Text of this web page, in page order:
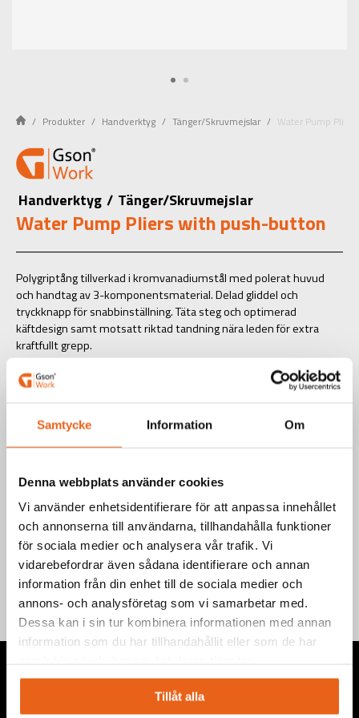
Samtycke Information Om
Denna webbplats använder cookies
Vi använder enhetsidentifierare för att anpassa innehållet
och annonserna till användarna, tillhandahålla funktioner
för sociala medier och analysera vår trafik. Vi
vidarebefordrar även sådana identifierare och annan
information från din enhet till de sociala medier och
annons- och analysföretag som vi samarbetar med.
Dessa kan i sin tur kombinera informationen med annan
information som du har tillhandahållit eller som de har
Tillåt alla
Produkter Handverktyg Tänger/Skruvmejslar Water Pump
Handverktyg / Tänger/Skruvmejslar
Water Pump Pliers with push-button
Polygriptång tillverkad i kromvanadiumstål med polerat huvud
och handtag av 3-komponentsmaterial. Delad gliddel och
tryckknapp för snabbinställning. Täta steg och optimerad
käftdesign samt motsatt riktad tandning nära leden för extra
kraftfullt grepp.
Art.nr.: 715180-715250
Välj produkt
Teknisk information